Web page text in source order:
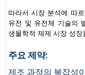
따라서 시장 분석에 따
유전 및 유전체 기술의
생물학적 제제 시장 성
주요 제약:
제조 과정의 복잡성